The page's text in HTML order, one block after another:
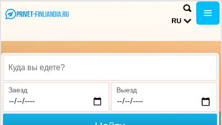
RU
Куда вы едете?
Заезд Выезд